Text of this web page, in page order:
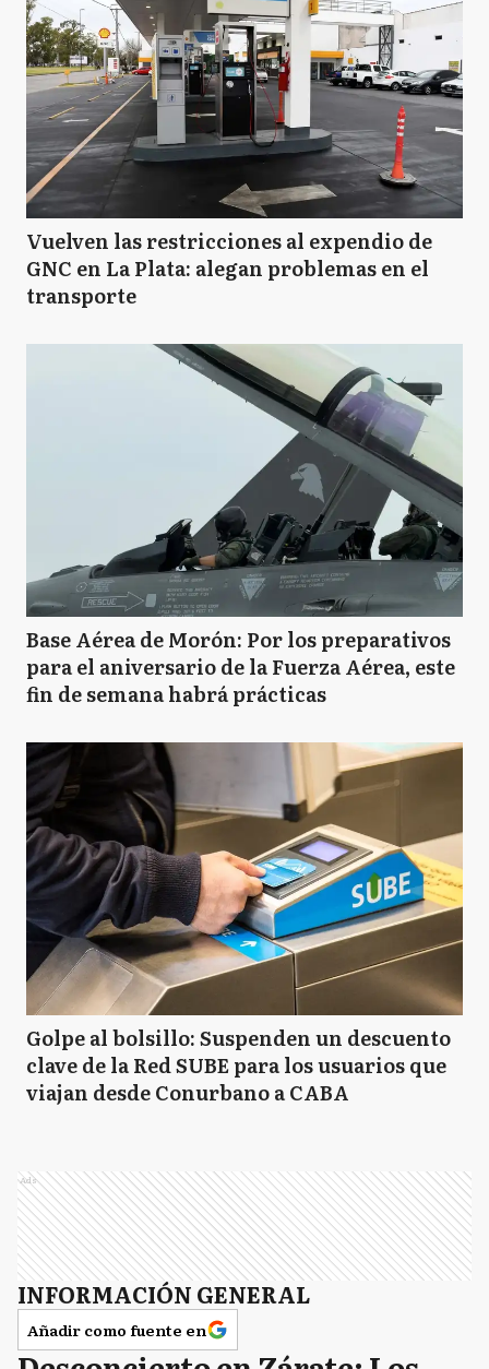
Vuelven las restricciones al expendio de
GNC en La Plata: alegan problemas en el
transporte
Base Aérea de Morón: Por los preparativos
para el aniversario de la Fuerza Aérea, este
fin de semana habrá prácticas
Golpe al bolsillo: Suspenden un descuento
clave de la Red SUBE para los usuarios que
viajan desde Conurbano a CABA
Ads
INFORMACIÓN GENERAL
Añadir como fuente en